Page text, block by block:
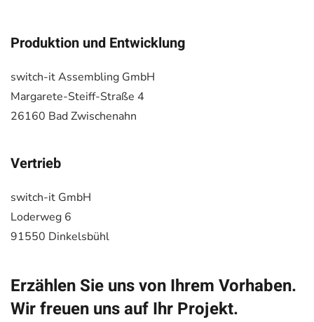
Produktion und Entwicklung
switch-it Assembling GmbH
Margarete-Steiff-Straße 4
26160 Bad Zwischenahn
Vertrieb
switch-it GmbH
Loderweg 6
91550 Dinkelsbühl
Erzählen Sie uns von Ihrem Vorhaben.
Wir freuen uns auf Ihr Projekt.